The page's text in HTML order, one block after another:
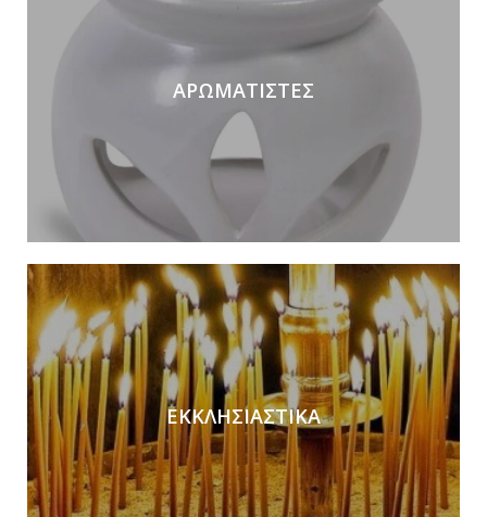
ΑΡΩΜΑΤΙΣΤΕΣ
ΕΚΚΛΗΣΙΑΣΤΙΚΑ